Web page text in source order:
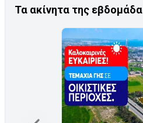
Τα ακίνητα της